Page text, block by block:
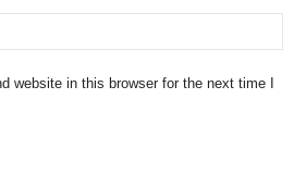
website in this browser for the next time I